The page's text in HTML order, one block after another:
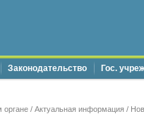
Законодательство Гос.
органе / Актуальная информация /